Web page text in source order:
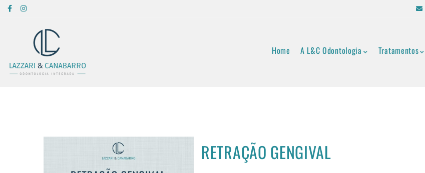
Home A L&C Odontologia Tratamentos
RETRAÇÃO GENGIVAL